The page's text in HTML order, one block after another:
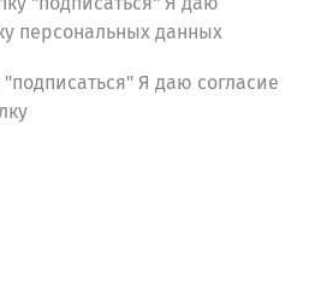
персональных данных
Я даю согласие